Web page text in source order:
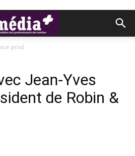
prod
Jean-Yves
de Robin &